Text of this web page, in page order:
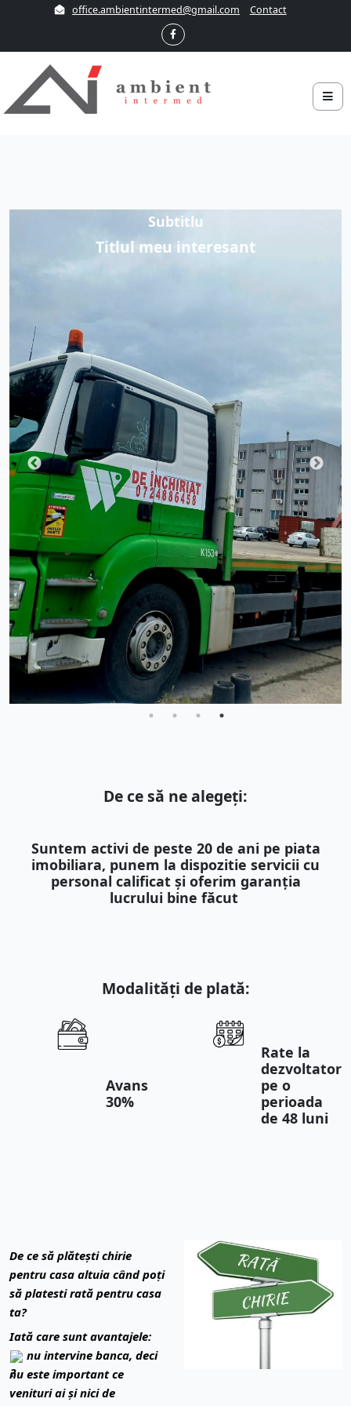
office.ambientintermed@gmail.com Contact
Subtitlu
Titlul meu interesant
De ce să ne alegeți:
Suntem activi de peste 20 de ani pe piata
imobiliara, punem la dispozitie servicii cu
personal calificat și oferim garanția
lucrului bine făcut
Modalități de plată:
Avans
30%
Rate la
dezvoltator
pe o
perioada
de 48 luni
De ce să plătești chirie
pentru casa altuia când poți
să platesti rată pentru casa
ta?
Iată care sunt avantajele:
nu intervine banca, deci
nu este important ce
venituri ai și nici de